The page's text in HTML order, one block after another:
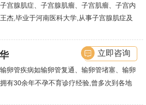
宫腺肌症、子宫腺肌瘤、子宫肌瘤、子宫内
等,长年致力于妇科微创手术及显微妇科手
、输卵管复通、输卵管粘连等女性输卵管性
宫性不孕、多囊卵巢等都有丰富诊疗经验
杰,毕业于河南医科大学,从事子宫腺肌症及
卵管疾病如输卵管复通、输卵管堵塞、输卵
输卵管粘连；盆腔粘连、宫腔粘连、多囊卵
有30余年不孕不育诊疗经验,曾多次到各地
立即咨询